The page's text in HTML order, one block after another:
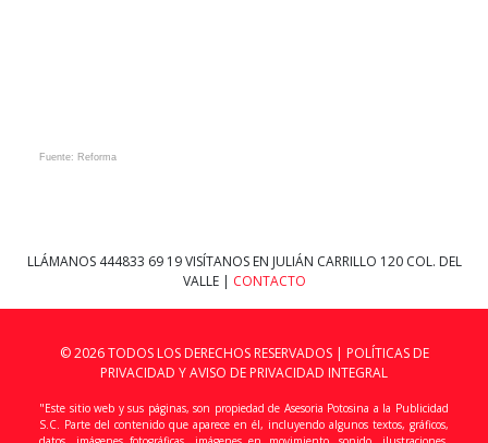
Fuente: Reforma
LLÁMANOS 444833 69 19VISÍTANOS EN JULIÁN CARRILLO 120 COL. DEL
VALLE | CONTACTO
© 2026 TODOS LOS DERECHOS RESERVADOS | POLÍTICAS DE
PRIVACIDAD Y AVISO DE PRIVACIDAD INTEGRAL
"Este sitio web y sus páginas, son propiedad de Asesoria Potosina a la Publicidad
S.C. Parte del contenido que aparece en él, incluyendo algunos textos, gráficos,